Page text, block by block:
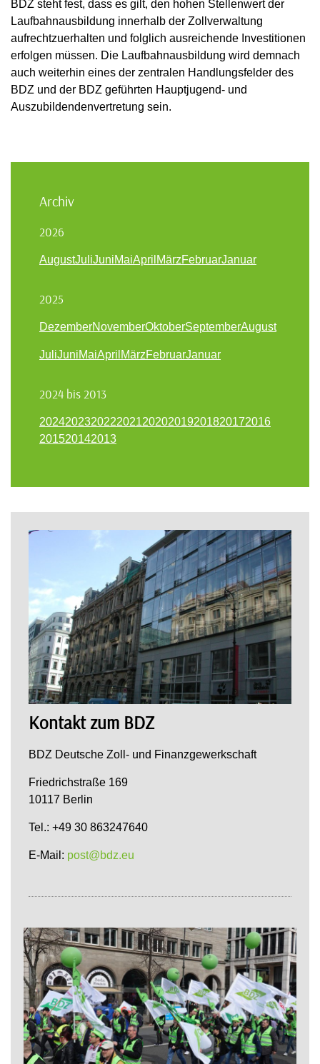
BDZ steht fest, dass es gilt, den hohen Stellenwert der
Laufbahnausbildung innerhalb der Zollverwaltung
aufrechtzuerhalten und folglich ausreichende Investitionen
erfolgen müssen. Die Laufbahnausbildung wird demnach
auch weiterhin eines der zentralen Handlungsfelder des
BDZ und der BDZ geführten Hauptjugend- und
Auszubildendenvertretung sein.
Archiv
2026
AugustJuliJuniMaiApril MärzFebruarJanuar
2025
DezemberNovemberOktoberSeptemberAugust
JuliJuniMaiApril MärzFebruarJanuar
2024 bis 2013
202420232022202120202019201820172016
201520142013
Kontakt zum BDZ
BDZ Deutsche Zoll- und Finanzgewerkschaft
Friedrichstraße 169
10117 Berlin
Tel.: +49 30 863247640
E-Mail: post@bdz.eu